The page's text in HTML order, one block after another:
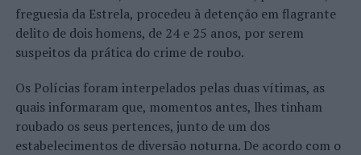
freguesia da Estrela, procedeu à detenção em flagrante
delito de dois homens, de 24 e 25 anos, por serem
suspeitos da prática do crime de roubo.
Os Polícias foram interpelados pelas duas vítimas, as
quais informaram que, momentos antes, lhes tinham
roubado os seus pertences, junto de um dos
estabelecimentos de diversão noturna. De acordo com o